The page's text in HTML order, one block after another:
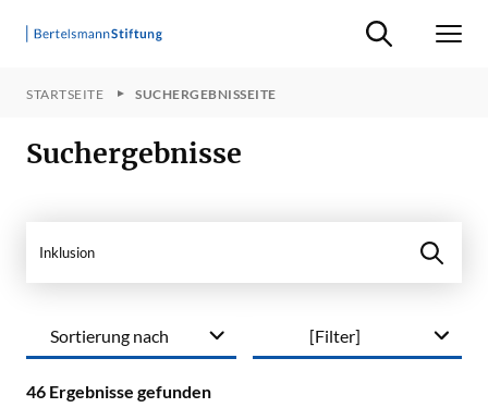
Suche ein-/
STARTSEITE SUCHERGEBNISSEITE
Suchergebnisse
[Filter]
46 Ergebnisse gefunden
Sortierung nach